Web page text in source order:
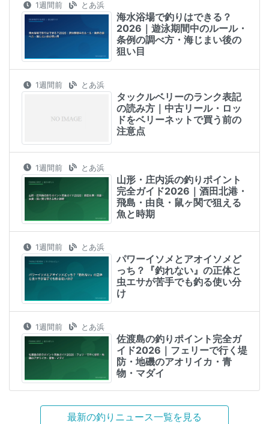
1週間前 とあ浜
海水浴場で釣りはできる？
2026｜遊泳期間中のルール・
条例の調べ方・海じまい後の
狙い目
1週間前 とあ浜
タックルベリーのランク表記
の読み方｜中古リール・ロッ
ドをベリーネットで買う前の
注意点
1週間前 とあ浜
山形・庄内浜の釣りポイント
完全ガイド2026｜酒田北港・
飛島・由良・鼠ヶ関で狙える
魚と時期
1週間前 とあ浜
パワーイソメとアオイソメど
っち？『釣れない』の正体と
虫エサが苦手でも釣る使い分
け
1週間前 とあ浜
佐渡島の釣りポイント完全ガ
イド2026｜フェリーで行く堤
防・地磯のアオリイカ・青
物・マダイ
最新の釣りニュース一覧を見る